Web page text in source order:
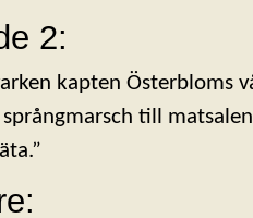
2:
kapten Österbloms
till